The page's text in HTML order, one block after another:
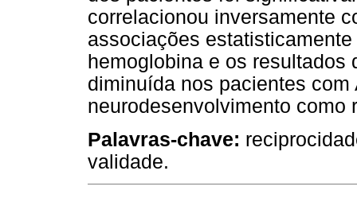
correlacionou inversamente
associações
hemoglobina e os resultados
diminuída nos pacientes
neurodesenvolvimento como
Palavras-chave:
validade.